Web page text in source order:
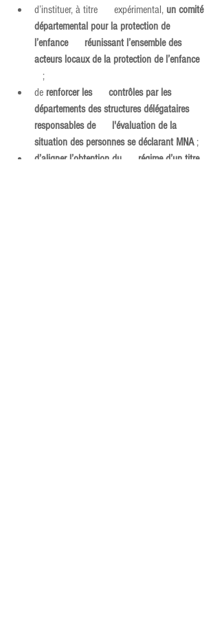
d’instituer, à titre      expérimental, un comité
départemental pour la protection de
l’enfance      réunissant l’ensemble des
acteurs locaux de la protection de l’enfance
   ;
de renforcer les      contrôles par les
départements des structures délégataires
responsables de      l'évaluation de la
situation des personnes se déclarant MNA ;
d’aligner l’obtention du      régime d’un titre